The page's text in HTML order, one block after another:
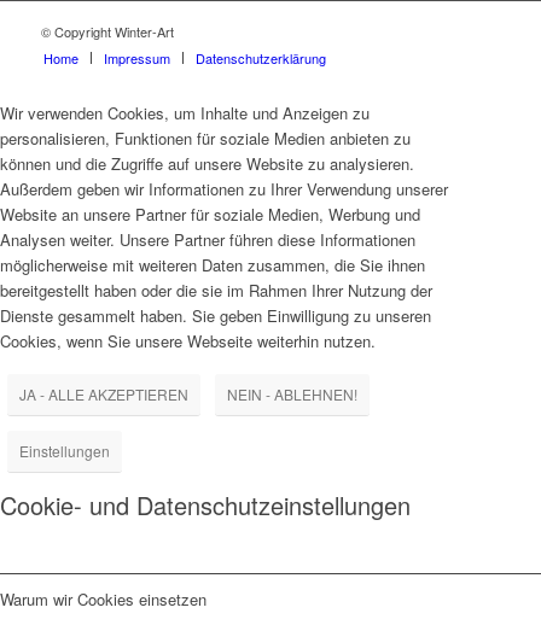
© Copyright Winter-Art
Home
Impressum Datenschutzerklärung
Wir verwenden Cookies, um Inhalte und Anzeigen zu
personalisieren, Funktionen für soziale Medien anbieten zu
können und die Zugriffe auf unsere Website zu analysieren.
Außerdem geben wir Informationen zu Ihrer Verwendung unserer
Website an unsere Partner für soziale Medien, Werbung und
Analysen weiter. Unsere Partner führen diese Informationen
möglicherweise mit weiteren Daten zusammen, die Sie ihnen
bereitgestellt haben oder die sie im Rahmen Ihrer Nutzung der
Dienste gesammelt haben. Sie geben Einwilligung zu unseren
Cookies, wenn Sie unsere Webseite weiterhin nutzen.
JA - ALLE AKZEPTIEREN NEIN - ABLEHNEN!
Einstellungen
Cookie- und Datenschutzeinstellungen
Warum wir Cookies einsetzen